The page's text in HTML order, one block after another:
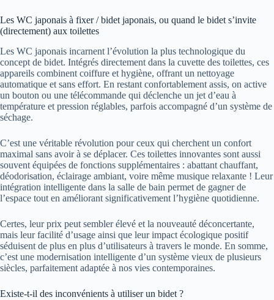
Les WC japonais à fixer / bidet japonais, ou quand le bidet s’invite
(directement) aux toilettes
Les WC japonais incarnent l’évolution la plus technologique du
concept de bidet. Intégrés directement dans la cuvette des toilettes, ces
appareils combinent coiffure et hygiène, offrant un nettoyage
automatique et sans effort. En restant confortablement assis, on active
un bouton ou une télécommande qui déclenche un jet d’eau à
température et pression réglables, parfois accompagné d’un système de
séchage.
C’est une véritable révolution pour ceux qui cherchent un confort
maximal sans avoir à se déplacer. Ces toilettes innovantes sont aussi
souvent équipées de fonctions supplémentaires : abattant chauffant,
déodorisation, éclairage ambiant, voire même musique relaxante ! Leur
intégration intelligente dans la salle de bain permet de gagner de
l’espace tout en améliorant significativement l’hygiène quotidienne.
Certes, leur prix peut sembler élevé et la nouveauté déconcertante,
mais leur facilité d’usage ainsi que leur impact écologique positif
séduisent de plus en plus d’utilisateurs à travers le monde. En somme,
c’est une modernisation intelligente d’un système vieux de plusieurs
siècles, parfaitement adaptée à nos vies contemporaines.
Existe-t-il des inconvénients à utiliser un bidet ?